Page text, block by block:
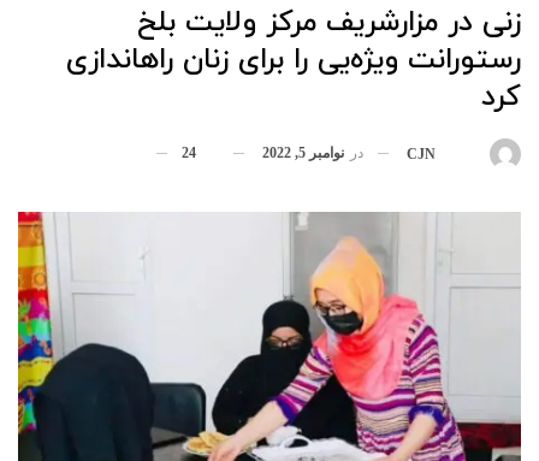
زنی در مزارشریف مرکز ولایت بلخ
رستورانت ویژه‌یی را برای زنان راه‎اندازی
کرد
CJN در نوامبر 5, 2022 24